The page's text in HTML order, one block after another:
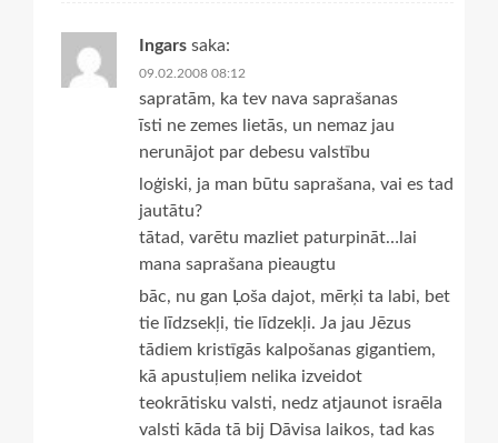
Ingars saka:
09.02.2008 08:12
sapratām, ka tev nava saprašanas
īsti ne zemes lietās, un nemaz jau
nerunājot par debesu valstību
loģiski, ja man būtu saprašana, vai es tad
jautātu?
tātad, varētu mazliet paturpināt…lai
mana saprašana pieaugtu
bāc, nu gan Ļoša dajot, mērķi ta labi, bet
tie līdzsekļi, tie līdzekļi. Ja jau Jēzus
tādiem kristīgās kalpošanas gigantiem,
kā apustuļiem nelika izveidot
teokrātisku valsti, nedz atjaunot israēla
valsti kāda tā bij Dāvisa laikos, tad kas